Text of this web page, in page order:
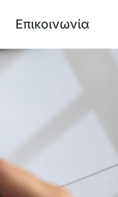
Επικοινωνία